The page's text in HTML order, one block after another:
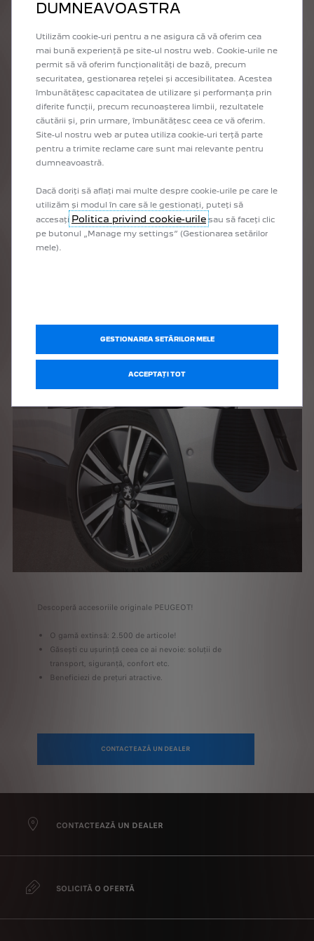
Descoperă gama noastră completă de accesorii concepute
stricte, pentru mai mult confort și siguranță.
Descoperă accesoriile originale PEUGEOT!
O gamă extinsă: 2.500 de articole!
Găsești cu ușurință ceea ce ai nevoie: soluții de
transport, siguranță, confort etc.
Beneficiezi de prețuri atractive.
CONTACTEAZĂ UN DEALER
CONTACTEAZĂ UN DEALER
SOLICITĂ O OFERTĂ
DUMNEAVOASTRA
Utilizăm cookie-uri pentru a ne asigura că vă oferim cea
mai bună experiență pe site-ul nostru web. Cookie-urile ne
permit să vă oferim funcționalități de bază, precum
securitatea, gestionarea rețelei și accesibilitatea. Acestea
îmbunătățesc capacitatea de utilizare și performanța prin
diferite funcții, precum recunoașterea limbii, rezultatele
căutării și, prin urmare, îmbunătățesc ceea ce vă oferim.
Site-ul nostru web ar putea utiliza cookie-uri terță parte
pentru a trimite reclame care sunt mai relevante pentru
dumneavoastră.
Dacă doriți să aflați mai multe despre cookie-urile pe care le
utilizăm și modul în care să le gestionați, puteți să
accesați Politica privind cookie-urile sau să faceți clic
pe butonul „Manage my settings” (Gestionarea setărilor
mele).
GESTIONAREA SETĂRILOR MELE
ACCEPTAȚI TOT